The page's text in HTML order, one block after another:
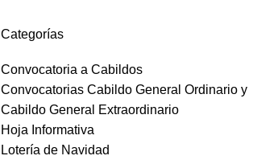
Categorías
Convocatoria a Cabildos
Convocatorias Cabildo General Ordinario y
Cabildo General Extraordinario
Hoja Informativa
Lotería de Navidad